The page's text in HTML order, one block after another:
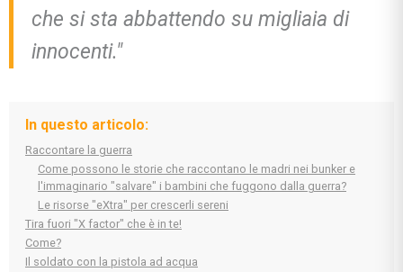
che si sta abbattendo su migliaia di
innocenti."
In questo articolo:
Raccontare la guerra
Come possono le storie che raccontano le madri nei bunker e
l'immaginario "salvare" i bambini che fuggono dalla guerra?
Le risorse "eXtra" per crescerli sereni
Tira fuori "X factor" che è in te!
Come?
Il soldato con la pistola ad acqua